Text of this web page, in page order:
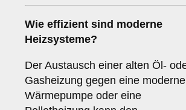
Wie effizient sind moderne
Heizsysteme?
Der Austausch einer alten Öl-
Gasheizung gegen eine moderne
Wärmepumpe oder eine